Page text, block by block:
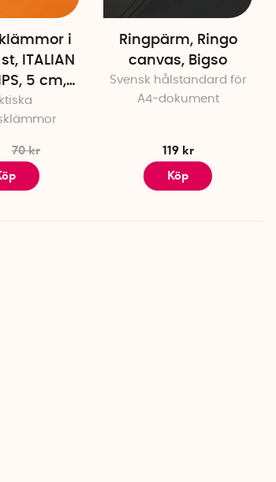
i
ITALIAN
5 cm,
70 kr
Ringpärm, Ringo
canvas, Bigso
Svensk hålstandard för
A4-dokument
119 kr
Köp